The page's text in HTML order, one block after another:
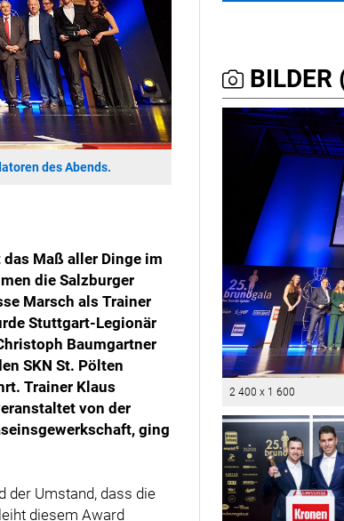
des Abends.
Maß aller Dinge im
die Salzburger
Marsch als Trainer
Stuttgart-Legionär
Baumgartner
SKN St. Pölten
Trainer Klaus
von der
ging
der Umstand, dass die
diesem Award
BILDER
2 400 x 1 600